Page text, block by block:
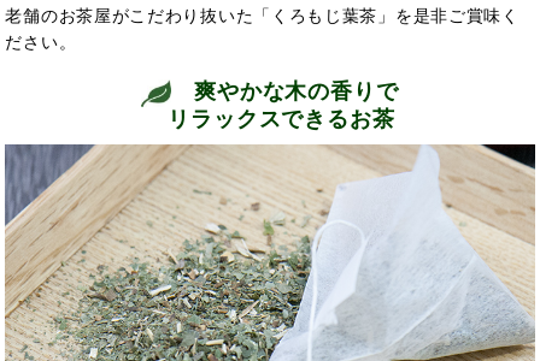
老舗のお茶屋がこだわり抜いた「くろもじ葉茶」を是非ご賞味く
ださい。
爽やかな木の香りで
リラックスできるお茶